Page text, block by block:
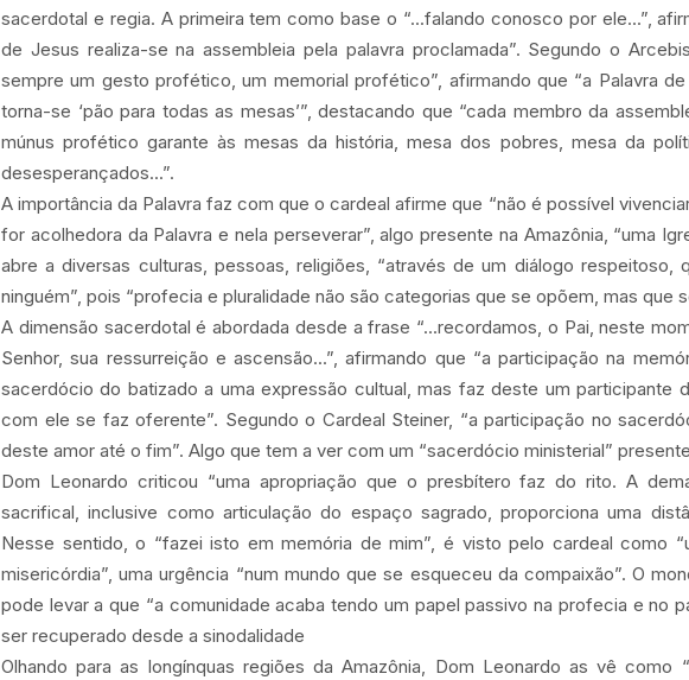
sacerdotal e regia. A primeira tem como base o “...falando conosco por ele...”,
de Jesus realiza-se na assembleia pela palavra proclamada”. Segundo o
sempre um gesto profético, um memorial profético”, afirmando que “a Palavra
torna-se ‘pão para todas as mesas’”, destacando que “cada membro da
múnus profético garante às mesas da história, mesa dos pobres, mesa da
desesperançados...”.
A importância da Palavra faz com que o cardeal afirme que “não é possível
for acolhedora da Palavra e nela perseverar”, algo presente na Amazônia, “uma
abre a diversas culturas, pessoas, religiões, “através de um diálogo respeitoso,
ninguém”, pois “profecia e pluralidade não são categorias que se opõem, mas que
A dimensão sacerdotal é abordada desde a frase “...recordamos, o Pai, neste
Senhor, sua ressurreição e ascensão...”, afirmando que “a participação na
sacerdócio do batizado a uma expressão cultual, mas faz deste um participante
com ele se faz oferente”. Segundo o Cardeal Steiner, “a participação no
deste amor até o fim”. Algo que tem a ver com um “sacerdócio ministerial”
Dom Leonardo criticou “uma apropriação que o presbítero faz do rito. A
sacrifical, inclusive como articulação do espaço sagrado, proporciona uma
Nesse sentido, o “fazei isto em memória de mim”, é visto pelo cardeal como
misericórdia”, uma urgência “num mundo que se esqueceu da compaixão”. O
pode levar a que “a comunidade acaba tendo um papel passivo na profecia e no
ser recuperado desde a sinodalidade
Olhando para as longínquas regiões da Amazônia, Dom Leonardo as vê como